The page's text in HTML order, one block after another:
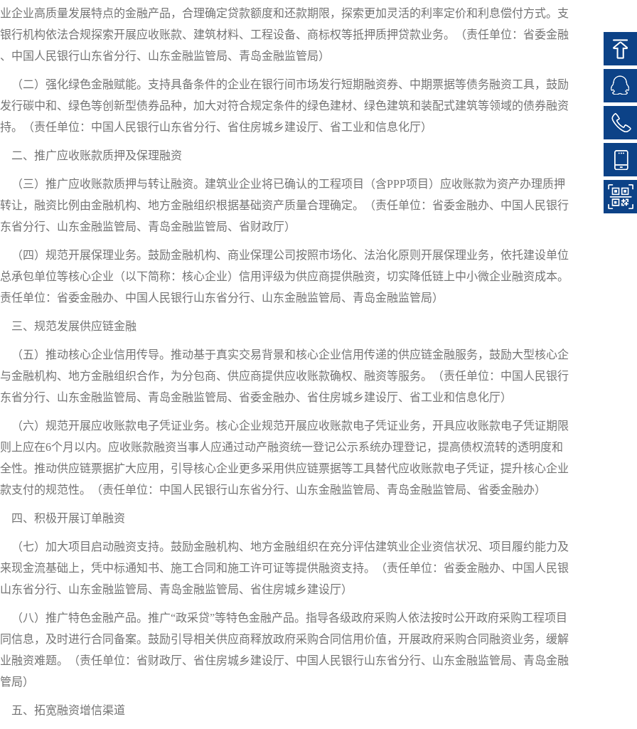
企业高质量发展特点的金融产品，合理确定贷款额度和还款期限，探索更加灵活的利率定价和利息偿付方式。支
行机构依法合规探索开展应收账款、建筑材料、工程设备、商标权等抵押质押贷款业务。（责任单位：省委金融
中国人民银行山东省分行、山东金融监管局、青岛金融监管局）
二）强化绿色金融赋能。支持具备条件的企业在银行间市场发行短期融资券、中期票据等债务融资工具，鼓励
行碳中和、绿色等创新型债券品种，加大对符合规定条件的绿色建材、绿色建筑和装配式建筑等领域的债券融资
。（责任单位：中国人民银行山东省分行、省住房城乡建设厅、省工业和信息化厅）
、推广应收账款质押及保理融资
三）推广应收账款质押与转让融资。建筑业企业将已确认的工程项目（含PPP项目）应收账款为资产办理质押
让，融资比例由金融机构、地方金融组织根据基础资产质量合理确定。（责任单位：省委金融办、中国人民银行
省分行、山东金融监管局、青岛金融监管局、省财政厅）
四）规范开展保理业务。鼓励金融机构、商业保理公司按照市场化、法治化原则开展保理业务，依托建设单位
承包单位等核心企业（以下简称：核心企业）信用评级为供应商提供融资，切实降低链上中小微企业融资成本。
责任单位：省委金融办、中国人民银行山东省分行、山东金融监管局、青岛金融监管局）
、规范发展供应链金融
五）推动核心企业信用传导。推动基于真实交易背景和核心企业信用传递的供应链金融服务，鼓励大型核心企
金融机构、地方金融组织合作，为分包商、供应商提供应收账款确权、融资等服务。（责任单位：中国人民银行
省分行、山东金融监管局、青岛金融监管局、省委金融办、省住房城乡建设厅、省工业和信息化厅）
六）规范开展应收账款电子凭证业务。核心企业规范开展应收账款电子凭证业务，开具应收账款电子凭证期限
上应在6个月以内。应收账款融资当事人应通过动产融资统一登记公示系统办理登记，提高债权流转的透明度和
性。推动供应链票据扩大应用，引导核心企业更多采用供应链票据等工具替代应收账款电子凭证，提升核心企业
支付的规范性。（责任单位：中国人民银行山东省分行、山东金融监管局、青岛金融监管局、省委金融办）
、积极开展订单融资
七）加大项目启动融资支持。鼓励金融机构、地方金融组织在充分评估建筑业企业资信状况、项目履约能力及
现金流基础上，凭中标通知书、施工合同和施工许可证等提供融资支持。（责任单位：省委金融办、中国人民银
东省分行、山东金融监管局、青岛金融监管局、省住房城乡建设厅）
八）推广特色金融产品。推广“政采贷”等特色金融产品。指导各级政府采购人依法按时公开政府采购工程项目
信息，及时进行合同备案。鼓励引导相关供应商释放政府采购合同信用价值，开展政府采购合同融资业务，缓解
融资难题。（责任单位：省财政厅、省住房城乡建设厅、中国人民银行山东省分行、山东金融监管局、青岛金融
局）
、拓宽融资增信渠道